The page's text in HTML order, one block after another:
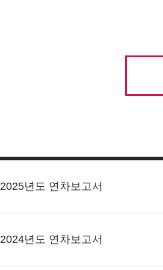
2025년도 연차보고서
2024년도 연차보고서